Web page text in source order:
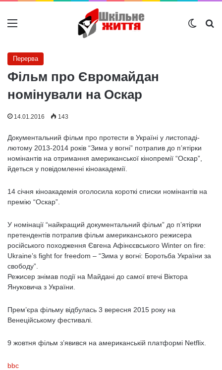
Меню
Перерва
Фільм про Євромайдан
номінували на Оскар
14.01.2016 143
Документальний фільм про протести в Україні у листопаді-
лютому 2013-2014 років “Зима у вогні” потрапив до п’ятірки
номінантів на отримання американської кінопремії “Оскар”,
йдеться у повідомленні кіноакадемії.
14 січня кіноакадемія оголосила короткі списки номінантів на
премію “Оскар”.
У номінації “найкращий документальний фільм” до п’ятірки
претендентів потрапив фільм американського режисера
російського походження Євгена Афінєєвського Winter on fire:
Ukraine’s fight for freedom – “Зима у вогні: Боротьба України за
свободу”.
Режисер знімав події на Майдані до самої втечі Віктора
Януковича з України.
Прем’єра фільму відбулась 3 вересня 2015 року на
Венеційському фестивалі.
9 жовтня фільм з’явився на американській платформі Netflix.
bbc